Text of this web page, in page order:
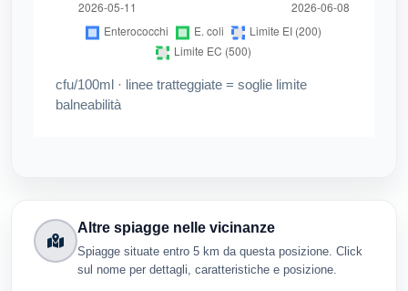
cfu/100ml · linee tratteggiate = soglie limite
balneabilità
Altre spiagge nelle vicinanze
Spiagge situate entro 5 km da questa posizione. Click
sul nome per dettagli, caratteristiche e posizione.